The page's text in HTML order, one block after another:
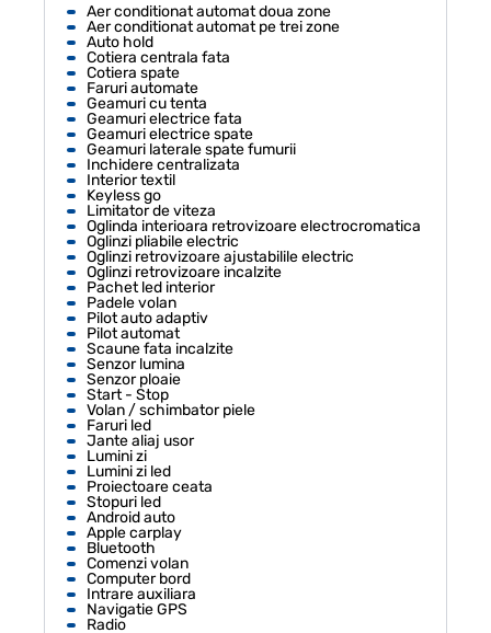
Aer conditionat automat doua zone
Aer conditionat automat pe trei zone
Auto hold
Cotiera centrala fata
Cotiera spate
Faruri automate
Geamuri cu tenta
Geamuri electrice fata
Geamuri electrice spate
Geamuri laterale spate fumurii
Inchidere centralizata
Interior textil
Keyless go
Limitator de viteza
Oglinda interioara retrovizoare electrocromatica
Oglinzi pliabile electric
Oglinzi retrovizoare ajustabilile electric
Oglinzi retrovizoare incalzite
Pachet led interior
Padele volan
Pilot auto adaptiv
Pilot automat
Scaune fata incalzite
Senzor lumina
Senzor ploaie
Start - Stop
Volan / schimbator piele
Faruri led
Jante aliaj usor
Lumini zi
Lumini zi led
Proiectoare ceata
Stopuri led
Android auto
Apple carplay
Bluetooth
Comenzi volan
Computer bord
Intrare auxiliara
Navigatie GPS
Radio